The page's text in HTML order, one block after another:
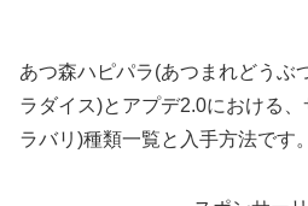
あつ森ハピパラ(あつまれどうぶ
ラダイス)とアプデ2.0における
ラバリ)種類一覧と入手方法です。